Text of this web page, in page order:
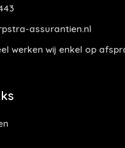
assurantien.nl
werken wij enkel op